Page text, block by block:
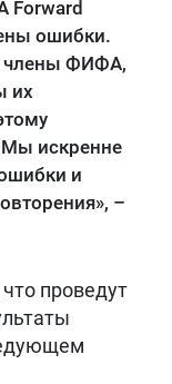
Forward
ошибки.
члены ФИФА,
их
Мы искренне
и
–
проведут